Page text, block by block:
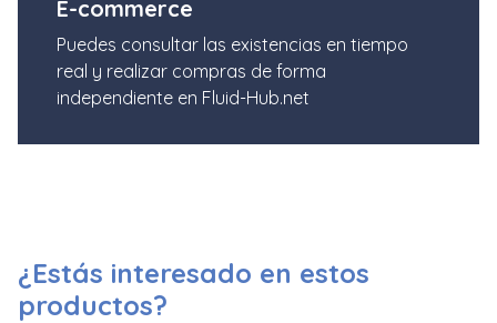
E-commerce
Puedes consultar las existencias en tiempo
real y realizar compras de forma
independiente en Fluid-Hub.net
¿Estás interesado en estos
productos?